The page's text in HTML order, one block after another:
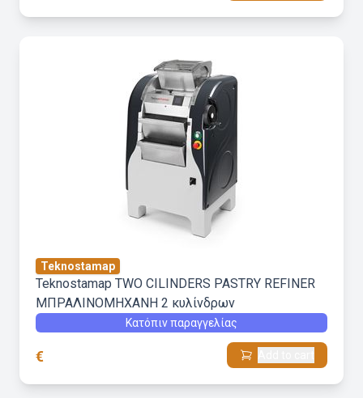
Teknostamap
Teknostamap TWO CILINDERS PASTRY REFINER
ΜΠΡΑΛΙΝΟΜΗΧΑΝΗ 2 κυλίνδρων
Κατόπιν παραγγελίας
€